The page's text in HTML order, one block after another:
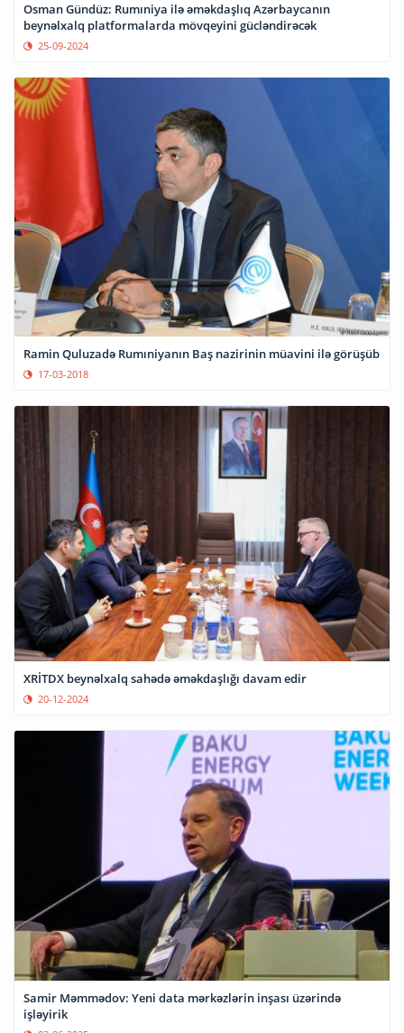
Osman Gündüz: Rumıniya ilə əməkdaşlıq Azərbaycanın
beynəlxalq platformalarda mövqeyini gücləndirəcək
25-09-2024
Ramin Quluzadə Rumıniyanın Baş nazirinin müavini ilə görüşüb
17-03-2018
XRİTDX beynəlxalq sahədə əməkdaşlığı davam edir
20-12-2024
Samir Məmmədov: Yeni data mərkəzlərin inşası üzərində
işləyirik